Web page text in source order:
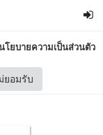
โยบายความเป็นส่วนตัว
ยอมรับ